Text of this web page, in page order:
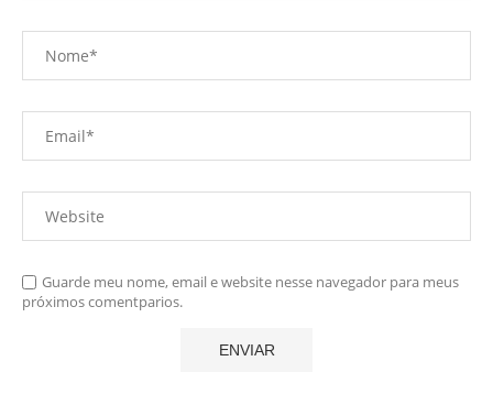
Guarde meu nome, email e website nesse navegador para meus
próximos comentparios.